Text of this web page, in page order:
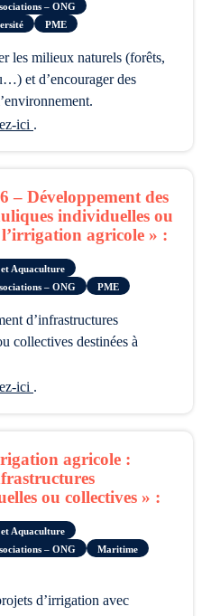
– ONG
PME
et d’encourager des
ici .
– Développement des
individuelles ou
l’irrigation agricole » :
Aquaculture
– ONG
PME
collectives destinées à
ici .
agricole :
ou collectives » :
Aquaculture
– ONG
Maritime